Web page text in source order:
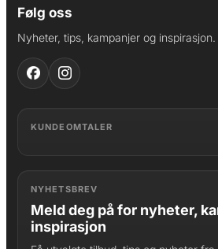
Følg oss
Nyheter, tips, kampanjer og inspirasjon.
KUNDEOMTALER
NYHETSBREV
Meld deg på for nyheter,
inspirasjon